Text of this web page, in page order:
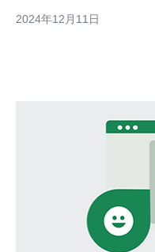
选。本文将介绍韩国VPS节
2024年12月11日